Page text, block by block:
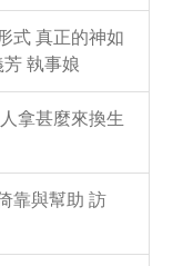
式 真正的神如
執事娘
拿甚麼來換生
靠與幫助 訪